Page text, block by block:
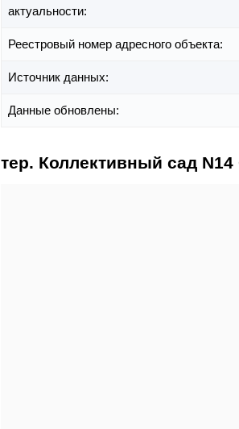
актуальности:
Реестровый номер адресного объекта:
Источник данных:
Данные обновлены:
тер. Коллективный сад